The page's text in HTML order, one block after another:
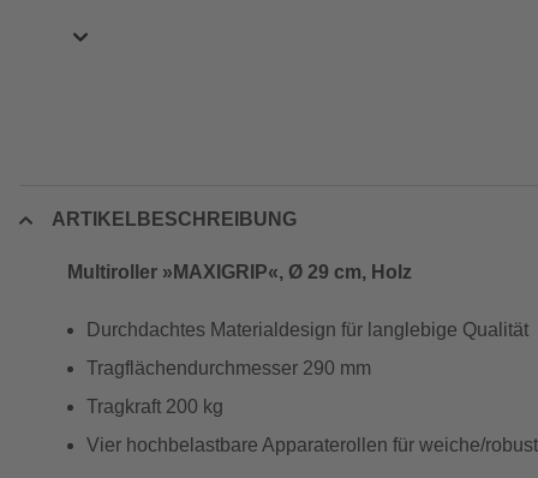
ARTIKELBESCHREIBUNG
Multiroller »MAXIGRIP«, Ø 29 cm, Holz
Durchdachtes Materialdesign für langlebige Qualität
Tragflächendurchmesser 290 mm
Tragkraft 200 kg
Vier hochbelastbare Apparaterollen für weiche/